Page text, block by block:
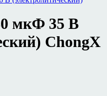
мкФ 35 В
ChongX